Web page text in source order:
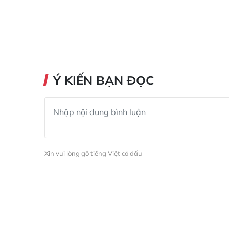
Ý KIẾN BẠN ĐỌC
Xin vui lòng gõ tiếng Việt có dấu